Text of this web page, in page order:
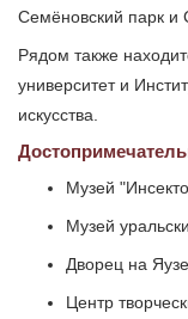
Семёновский парк и
Рядом также
университет и
искусства.
Музей
Музей
Дворец на
Центр